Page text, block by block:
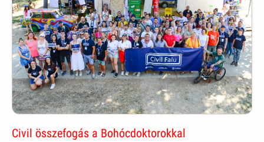
Civil összefogás a Bohócdoktorokkal